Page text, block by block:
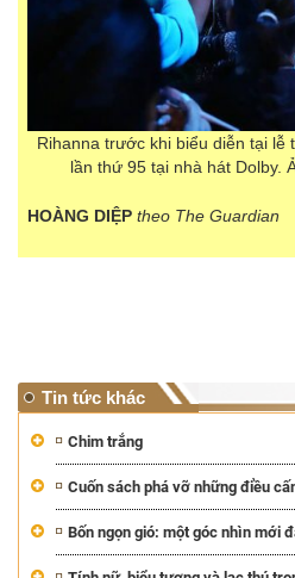
Rihanna trước khi biểu diễn tại lễ
lần thứ 95 tại nhà hát Dolby.
HOÀNG DIỆP theo The Guardian
Tin tức khác
Chim trắng
Cuốn sách phá vỡ những điều
Bốn ngọn gió: một góc nhìn mới